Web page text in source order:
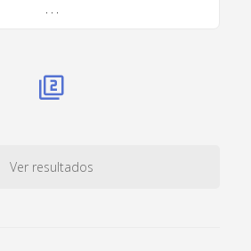
. . .
Ver resultados